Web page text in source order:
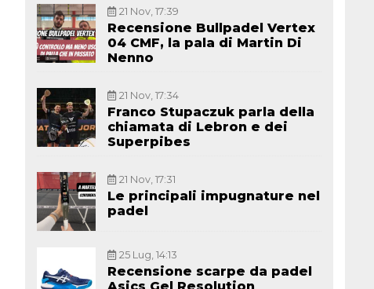
21 Nov, 17:39
Recensione Bullpadel Vertex
04 CMF, la pala di Martin Di
Nenno
21 Nov, 17:34
Franco Stupaczuk parla della
chiamata di Lebron e dei
Superpibes
21 Nov, 17:31
Le principali impugnature nel
padel
25 Lug, 14:13
Recensione scarpe da padel